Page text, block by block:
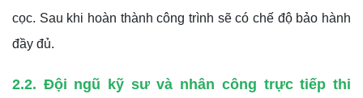
cọc. Sau khi hoàn thành công trình sẽ có chế độ bảo hành
đầy đủ.
2.2. Đội ngũ kỹ sư và nhân công trực tiếp thi